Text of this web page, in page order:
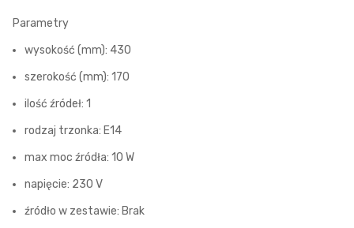
Parametry
wysokość (mm): 430
szerokość (mm): 170
ilość źródeł: 1
rodzaj trzonka: E14
max moc źródła: 10 W
napięcie: 230 V
źródło w zestawie: Brak